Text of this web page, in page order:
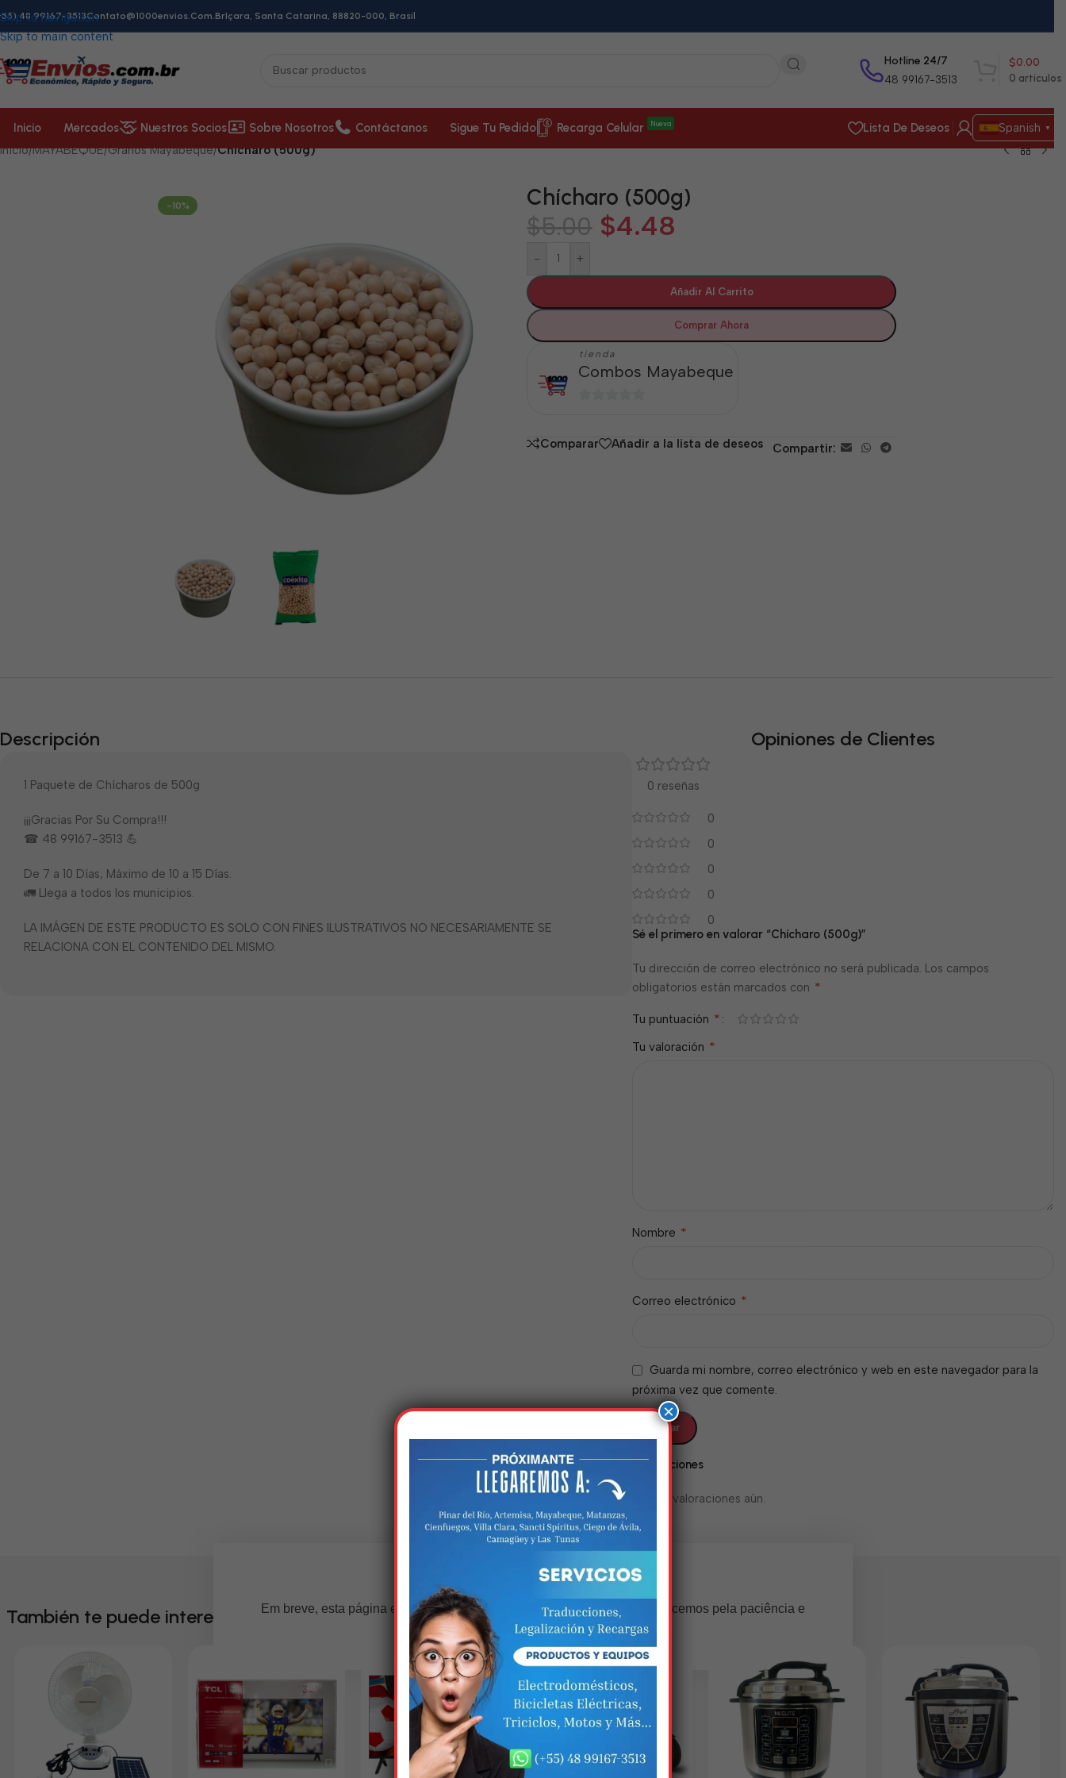
Skip to navigation
Skip to main content
48 99167-3513Contato@1000envios.com.brIçara, Santa Catarina, 88820-000, Brasil
Hotline 24/7
48 99167-3513 0 artículos
$0.00
Inicio Mercados Nuestros Socios Sobre Nosotros Contáctanos Sigue Tu Pedido Recarga Celular Nueva Lista De Deseos Spanish ▼
Inicio/MAYABEQUE/Granos Mayabeque/Chícharo (500g)
-10% Chícharo (500g)
$5.00 $4.48
- +
Añadir Al Carrito
Comprar Ahora
tienda
Combos Mayabeque
5
Comparar Añadir a la lista de deseos Compartir:
Descripción
1 Paquete de Chícharos de 500g
¡¡¡Gracias Por Su Compra!!!
☎ 48 99167-3513 💪
De 7 a 10 Días, Máximo de 10 a 15 Días.
🚛 Llega a todos los municipios.
LA IMÁGEN DE ESTE PRODUCTO ES SOLO CON FINES ILUSTRATIVOS NO NECESARIAMENTE SE
RELACIONA CON EL CONTENIDO DEL MISMO.
Opiniones de Clientes
0 reseñas
0
0
0
0
0
Valoraciones
No hay valoraciones aún.
Sé el primero en valorar “Chícharo (500g)”
Tu dirección de correo electrónico no será publicada. Los campos
obligatorios están marcados con *
Tu puntuación *
Tu valoración *
Nombre *
Correo electrónico *
Guarda mi nombre, correo electrónico y web en este navegador para la
próxima vez que comente.
También te puede interesar
×
Estamos trabalhando nisso!
Em breve, esta página estará disponível com novidades incríveis. Agradecemos pela paciência e
compreensão.